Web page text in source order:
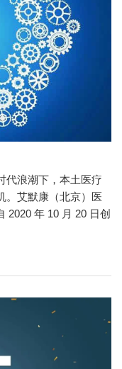
代浪潮下，本土医疗
。艾默康（北京）医
2020 年 10 月 20 日创